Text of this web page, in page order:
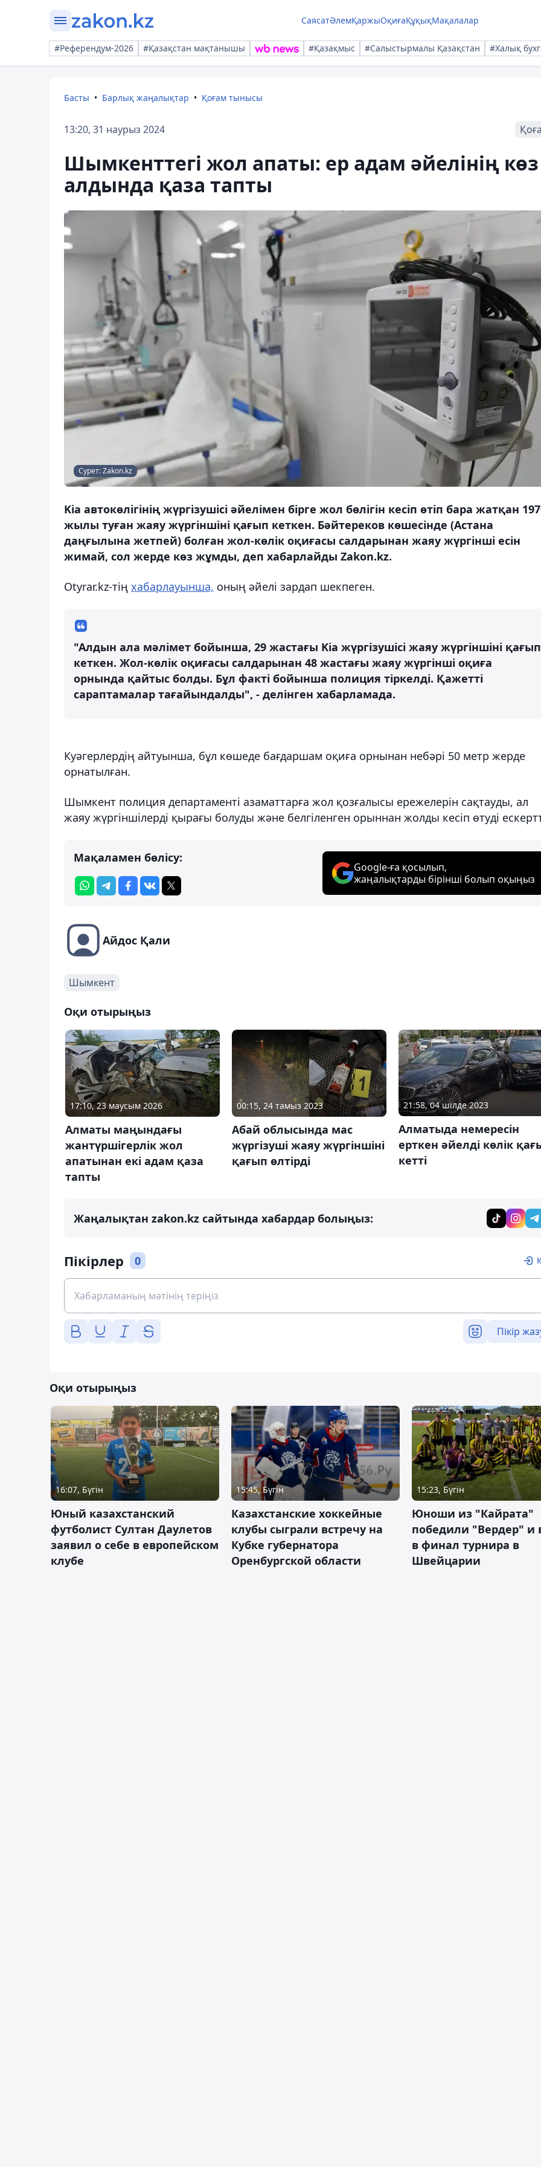
СаясатӘлемҚаржыОқиғаҚұқықМақалалар
#Референдум-2026 #Қазақстан мақтанышы #Қазақмыс #Салыстырмалы Қазақстан #Халық
Басты Барлық жаңалықтар Қоғам тынысы
13:20, 31 наурыз 2024
Шымкенттегі жол апаты: ер адам әйелінің көз
алдында қаза тапты
Сурет: Zakon.kz
Kia автокөлігінің жүргізушісі әйелімен бірге жол бөлігін кесіп өтіп бара жатқан
жылы туған жаяу жүргіншіні қағып кеткен. Бәйтереков көшесінде (Астана
даңғылына жетпей) болған жол-көлік оқиғасы салдарынан жаяу жүргінші есін
жимай, сол жерде көз жұмды, деп хабарлайды Zakon.kz.
Otyrar.kz-тің хабарлауынша, оның әйелі зардап шекпеген.
"Алдын ала мәлімет бойынша, 29 жастағы Kia жүргізушісі жаяу жүргіншіні қағып
кеткен. Жол-көлік оқиғасы салдарынан 48 жастағы жаяу жүргінші оқиға
орнында қайтыс болды. Бұл факті бойынша полиция тіркелді. Қажетті
сараптамалар тағайындалды", - делінген хабарламада.
Куәгерлердің айтуынша, бұл көшеде бағдаршам оқиға орнынан небәрі 50 метр жерде
орнатылған.
Шымкент полиция департаменті азаматтарға жол қозғалысы ережелерін сақтауды, ал
жаяу жүргіншілерді қырағы болуды және белгіленген орыннан жолды кесіп өтуді
Мақаламен бөлісу:
Google-ға қосылып,
жаңалықтарды бірінші болып оқыңыз
Айдос Қали
Шымкент
Оқи отырыңыз
17:10, 23 маусым 2026
Алматы маңындағы
жантүршігерлік жол
апатынан екі адам қаза
тапты
00:15, 24 тамыз 2023
Абай облысында мас
жүргізуші жаяу жүргіншіні
қағып өлтірді
21:58, 04 шілде 2023
Алматыда немересін
ерткен әйелді көлік
кетті
Жаңалықтан zakon.kz сайтында хабардар болыңыз:
Пікірлер 0
Пікір
Оқи отырыңыз
16:07, Бүгін
Юный казахстанский
футболист Султан Даулетов
заявил о себе в европейском
клубе
15:45, Бүгін
Казахстанские хоккейные
клубы сыграли встречу на
Кубке губернатора
Оренбургской области
15:23, Бүгін
Юноши из "Кайрата"
победили "Вердер"
в финал турнира в
Швейцарии